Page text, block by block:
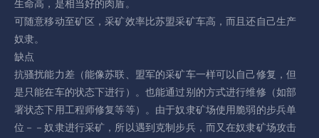
生命高，是相当好的肉盾。
可随意移动至矿区，采矿效率比苏盟采矿车高，而且还自己生产
奴隶。
缺点
抗骚扰能力差（能像苏联、盟军的采矿车一样可以自己修复，但
是只能在车的状态下进行）。也能通过别的方式进行维修（如部
署状态下用工程师修复等等）。由于奴隶矿场使用脆弱的步兵单
位－－奴隶进行采矿，所以遇到克制步兵，而又在奴隶矿场攻击